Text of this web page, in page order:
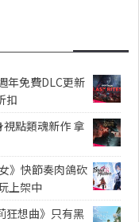
年免費DLC更新
扣
點類魂新作 拿
》快節奏肉鴿砍
上架中
狂想曲》只有黑